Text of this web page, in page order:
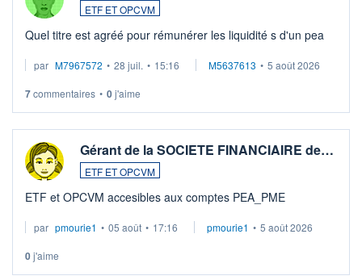
ETF ET OPCVM
Quel titre est agréé pour rémunérer les liquidité s d'un pea
par M7967572 • 28 juil. • 15:16 M5637613 • 5 août 2026
7commentaires • 0j'aime
Gérant de la SOCIETE FINANCIAIRE de…
ETF ET OPCVM
ETF et OPCVM accesibles aux comptes PEA_PME
par pmourie1 • 05 août • 17:16 pmourie1 • 5 août 2026
0j'aime